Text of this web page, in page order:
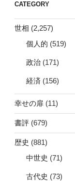
CATEGORY
世相 (2,257)
個人的 (519)
政治 (171)
経済 (156)
幸せの扉 (11)
書評 (679)
歴史 (881)
中世史 (71)
古代史 (73)